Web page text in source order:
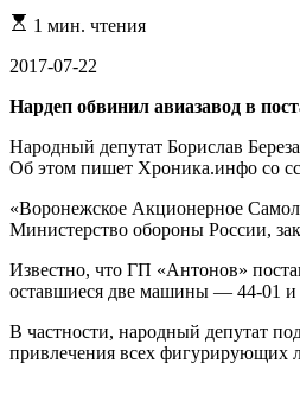
Расчетное
чтения
1 мин. чтения
2017-07-22
Нардеп обвинил авиазавод в
Народный депутат Борислав
Об этом пишет Хроника.инфо со
«Воронежское Акционерное
Министерство обороны России,
Известно, что ГП «Антонов»
оставшиеся две машины — 44-01 и
В частности, народный депутат
привлечения всех фигурирующих